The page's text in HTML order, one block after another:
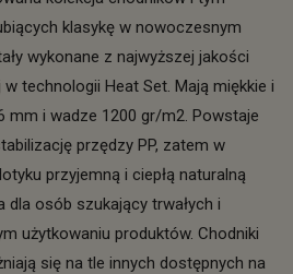
klasykę w nowoczesnym
wykonane z najwyższej jakości
technologii Heat Set. Mają miękkie i
mm i wadze 1200 gr/m2. Powstaje
przędzy PP, zatem w
przyjemną i ciepłą naturalną
dla osób szukający trwałych i
użytkowaniu produktów. Chodniki
się na tle innych dostępnych na